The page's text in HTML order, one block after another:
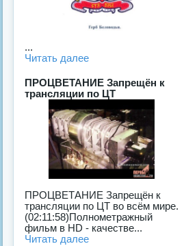
...
Читать далее
ПРОЦВЕТАНИЕ Запрещён к
трансляции по ЦТ
ПРОЦВЕТАНИЕ Запрещён к
трансляции по ЦТ во всём мире.
(02:11:58)Полнометражный
фильм в HD - качестве...
Читать далее